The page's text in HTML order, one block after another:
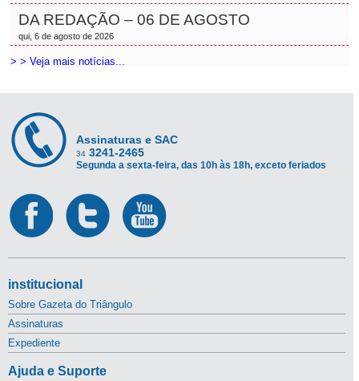
DA REDAÇÃO – 06 DE AGOSTO
qui, 6 de agosto de 2026
> > Veja mais notícias...
Assinaturas e SAC
34 3241-2465
Segunda a sexta-feira, das 10h às 18h, exceto feriados
institucional
Sobre Gazeta do Triângulo
Assinaturas
Expediente
Ajuda e Suporte